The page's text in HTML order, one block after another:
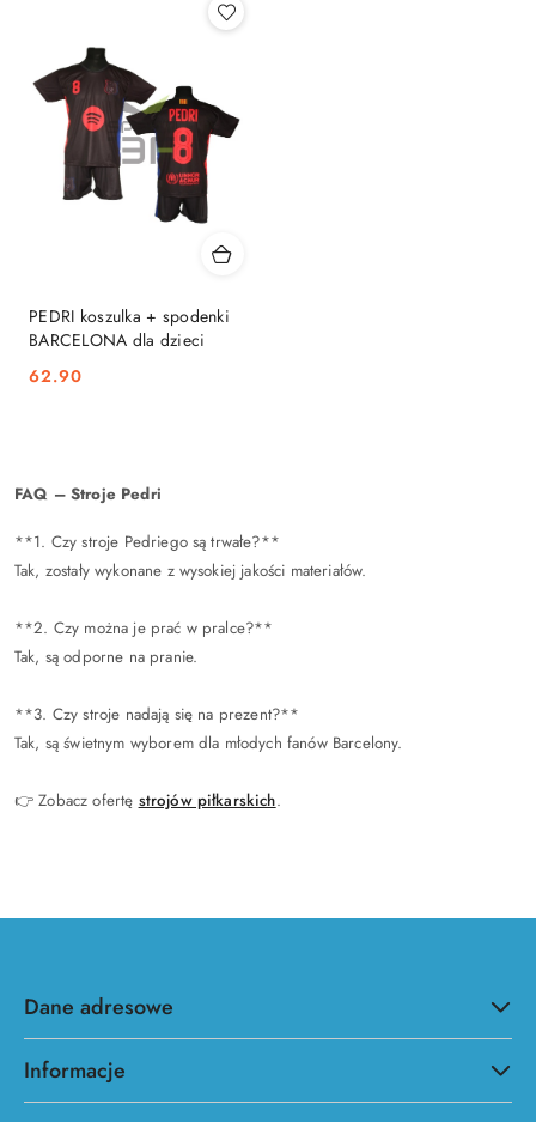
przed
obniżką
PEDRI koszulka + spodenki
BARCELONA dla dzieci
Cena:
62.90
FAQ – Stroje Pedri
**1. Czy stroje Pedriego są trwałe?**
Tak, zostały wykonane z wysokiej jakości materiałów.
**2. Czy można je prać w pralce?**
Tak, są odporne na pranie.
**3. Czy stroje nadają się na prezent?**
Tak, są świetnym wyborem dla młodych fanów Barcelony.
👉 Zobacz ofertę strojów piłkarskich.
Dane adresowe
Informacje